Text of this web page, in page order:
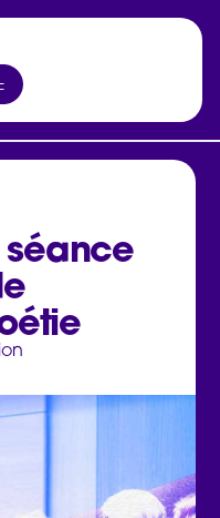
séance